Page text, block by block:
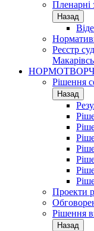
Пленарні
Назад
Реєстр
Рішення
Назад
Проекти
Рішення
Назад